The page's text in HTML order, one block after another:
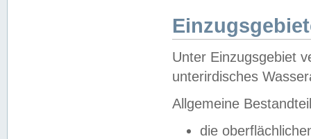
Unter Einzugsgebiet
unterirdisches
Allgemeine
die